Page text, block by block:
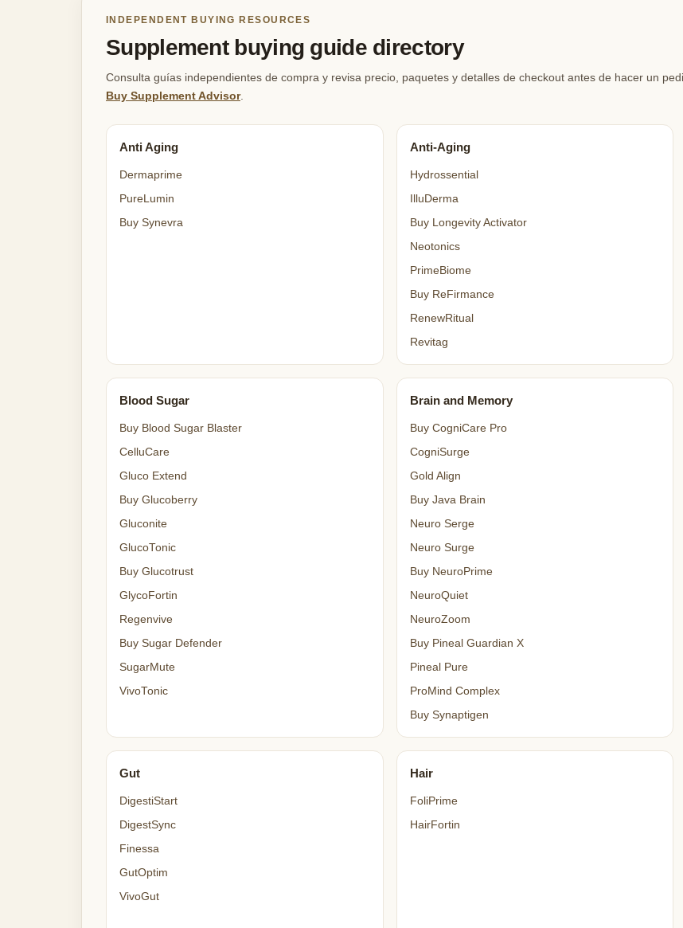
INDEPENDENT BUYING RESOURCES
Supplement buying guide directory
Consulta guías independientes de compra y revisa precio, paquetes y detalles de checkout antes de hacer un
Buy Supplement Advisor.
Anti Aging
Dermaprime
PureLumin
Buy Synevra
Anti-Aging
Hydrossential
IlluDerma
Buy Longevity Activator
Neotonics
PrimeBiome
Buy ReFirmance
RenewRitual
Revitag
Blood Sugar
Buy Blood Sugar Blaster
CelluCare
Gluco Extend
Buy Glucoberry
Gluconite
GlucoTonic
Buy Glucotrust
GlycoFortin
Regenvive
Buy Sugar Defender
SugarMute
VivoTonic
Brain and Memory
Buy CogniCare Pro
CogniSurge
Gold Align
Buy Java Brain
Neuro Serge
Neuro Surge
Buy NeuroPrime
NeuroQuiet
NeuroZoom
Buy Pineal Guardian X
Pineal Pure
ProMind Complex
Buy Synaptigen
Gut
DigestiStart
DigestSync
Finessa
GutOptim
VivoGut
Hair
FoliPrime
HairFortin